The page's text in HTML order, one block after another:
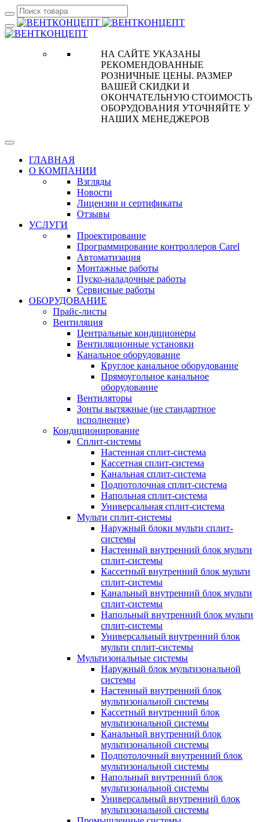
НА САЙТЕ УКАЗАНЫ
РЕКОМЕНДОВАННЫЕ
РОЗНИЧНЫЕ ЦЕНЫ. РАЗМЕР
ВАШЕЙ СКИДКИ И
ОКОНЧАТЕЛЬНУЮ СТОИМОСТЬ
ОБОРУДОВАНИЯ УТОЧНЯЙТЕ У
НАШИХ МЕНЕДЖЕРОВ
ГЛАВНАЯ
О КОМПАНИИ
Взгляды
Новости
Лицензии и сертификаты
Отзывы
УСЛУГИ
Проектирование
Программирование контроллеров Carel
Автоматизация
Монтажные работы
Пуско-наладочные работы
Сервисные работы
ОБОРУДОВАНИЕ
Прайс-листы
Вентиляция
Центральные кондиционеры
Вентиляционные установки
Канальное оборудование
Круглое канальное оборудование
Прямоугольное канальное
оборудование
Вентиляторы
Зонты вытяжные (не стандартное
исполнение)
Кондиционирование
Сплит-системы
Настенная сплит-система
Кассетная сплит-система
Канальная сплит-система
Подпотолочная сплит-система
Напольная сплит-система
Универсальная сплит-система
Мульти сплит-системы
Наружный блоки мульти сплит-
системы
Настенный внутренний блок мульти
сплит-системы
Кассетный внутренний блок мульти
сплит-системы
Канальный внутренний блок мульти
сплит-системы
Напольный внутренний блок мульти
сплит-системы
Универсальный внутренний блок
мульти сплит-системы
Мультизональные системы
Наружный блок мультизональной
системы
Настенный внутренний блок
мультизональной системы
Кассетный внутренний блок
мультизональной системы
Канальный внутренний блок
мультизональной системы
Подпотолочный внутренний блок
мультизональной системы
Напольный внутренний блок
мультизональной системы
Универсальный внутренний блок
мультизональной системы